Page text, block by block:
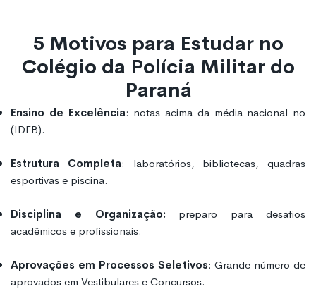
5 Motivos para Estudar no
Colégio da Polícia Militar do
Paraná
Ensino de Excelência: notas acima da média nacional no
(IDEB).
Estrutura Completa: laboratórios, bibliotecas, quadras
esportivas e piscina.
Disciplina e Organização: preparo para desafios
acadêmicos e profissionais.
Aprovações em Processos Seletivos: Grande número de
aprovados em Vestibulares e Concursos.